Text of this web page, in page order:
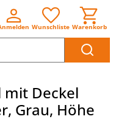
Wunschliste Warenkorb
Deckel
Grau, Höhe